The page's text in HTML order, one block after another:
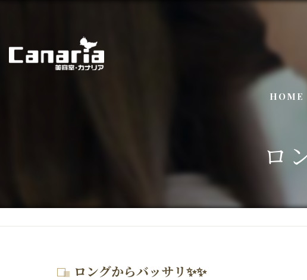
HOME
ロ
ロングからバッサリ✨✨